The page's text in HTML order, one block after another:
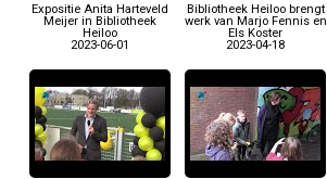
Expositie Anita Harteveld
Meijer in Bibliotheek
Heiloo
2023-06-01
Bibliotheek Heiloo brengt
werk van Marjo Fennis en
Els Koster
2023-04-18